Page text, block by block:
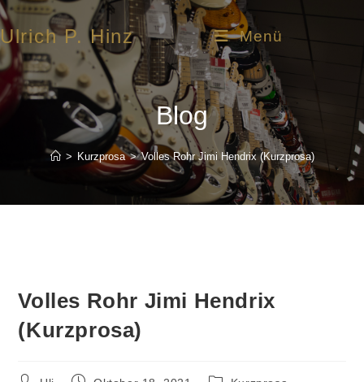
Ulrich P. Hinz Menü
Blog
> Kurzprosa > Volles Rohr Jimi Hendrix (Kurzprosa)
Volles Rohr Jimi Hendrix
(Kurzprosa)